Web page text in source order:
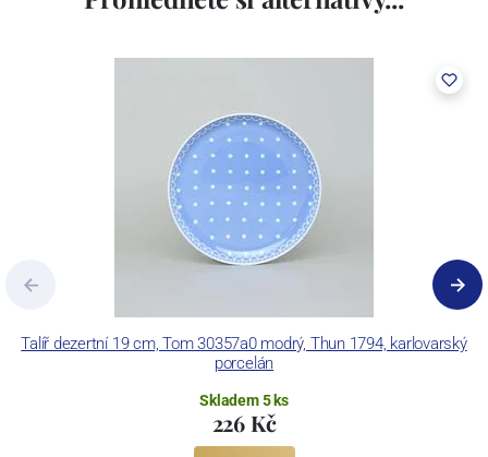
včetně ochranné známky a technologických zařízení. Závod je
pecemi a vtavnou dekorační pecí. Závod je schopen dekorovat své
Concordia Lesov používá ochrannou známku LC a Thun Hotel &
Talíř dezertní 19 cm, Tom 30357a0 modrý, Thun 1794, karlovarský
porcelán
Skladem 5 ks
226 Kč